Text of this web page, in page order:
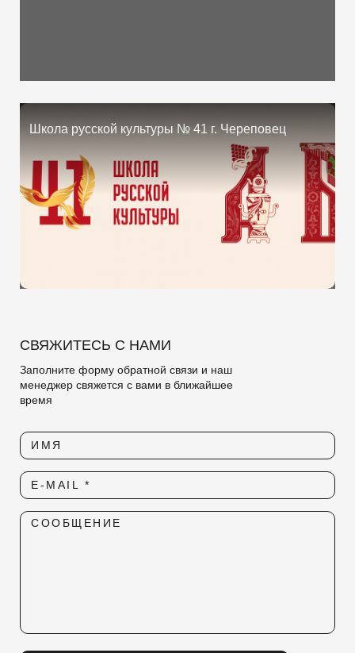
Школа русской культуры № 41 г. Череповец
СВЯЖИТЕСЬ С НАМИ
Заполните форму обратной связи и наш
менеджер свяжется с вами в ближайшее
время
ИМЯ
СООБЩЕНИЕ
E-MAIL *